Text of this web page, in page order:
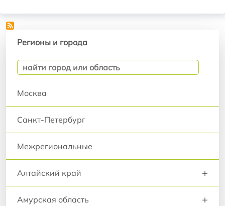
Регионы и города
Москва
Санкт-Петербург
Межрегиональные
Алтайский край +
Амурская область +